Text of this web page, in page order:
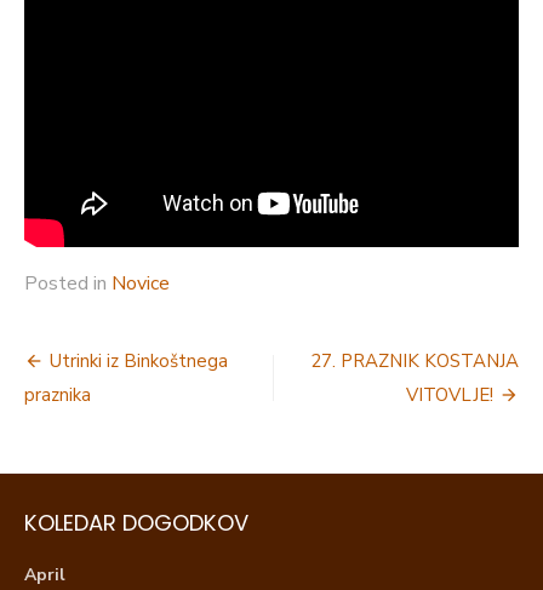
Posted in Novice
Navigacija
prispevka
Utrinki iz Binkoštnega
praznika
27. PRAZNIK KOSTANJA
VITOVLJE!
KOLEDAR DOGODKOV
April